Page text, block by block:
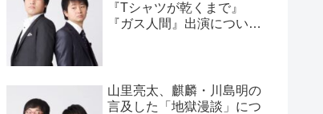
『Tシャツが乾くまで』
『ガス人間』出演について
山里亮太、麒麟・川島明の
言及した「地獄漫談」につ